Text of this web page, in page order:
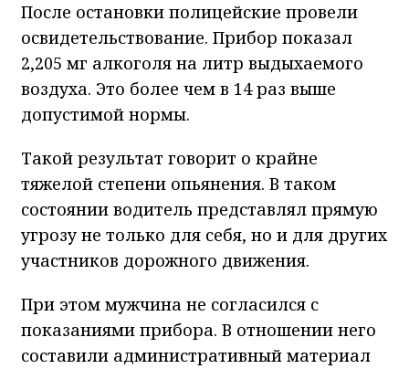
После остановки полицейские провели
освидетельствование. Прибор показал
2,205 мг алкоголя на литр выдыхаемого
воздуха. Это более чем в 14 раз выше
допустимой нормы.
Такой результат говорит о крайне
тяжелой степени опьянения. В таком
состоянии водитель представлял прямую
угрозу не только для себя, но и для других
участников дорожного движения.
При этом мужчина не согласился с
показаниями прибора. В отношении него
составили административный материал